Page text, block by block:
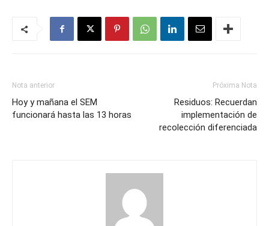
Nota anterior
Hoy y mañana el SEM
funcionará hasta las 13 horas
Próxima Nota
Residuos: Recuerdan
implementación de
recolección diferenciada